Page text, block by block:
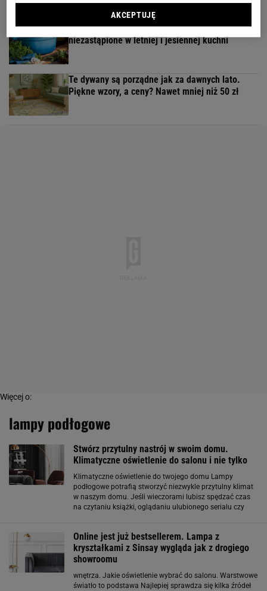
Kochały je nasze babcie. Garnki żeliwne są
niezastąpione w letniej i jesiennej kuchni
Te dywany są porządne jak za dawnych lato.
Piękne wzory, a ceny? Nawet mniej niż 50 zł
Więcej o:
lampy podłogowe
Stwórz przytulny nastrój w swoim domu.
Klimatyczne oświetlenie do salonu i nie tylko
Klimatyczne oświetlenie do twojego domu Lampy
podłogowe potrafią stworzyć niezwykle przytulny klimat
w naszym domu. Jeśli wieczorami lubisz spędzać czas
na czytaniu książki, oglądaniu ulubionego serialu czy
Online jest już bestsellerem. Lampa z
kryształkami z Sinsay wygląda jak z drogiego
showroomu
wnętrza. Jakie oświetlenie wybrać do salonu. Warstwowe
światło to podstawa Najlepiej sprawdza się kilka źródeł
AKCEPTUJĘ